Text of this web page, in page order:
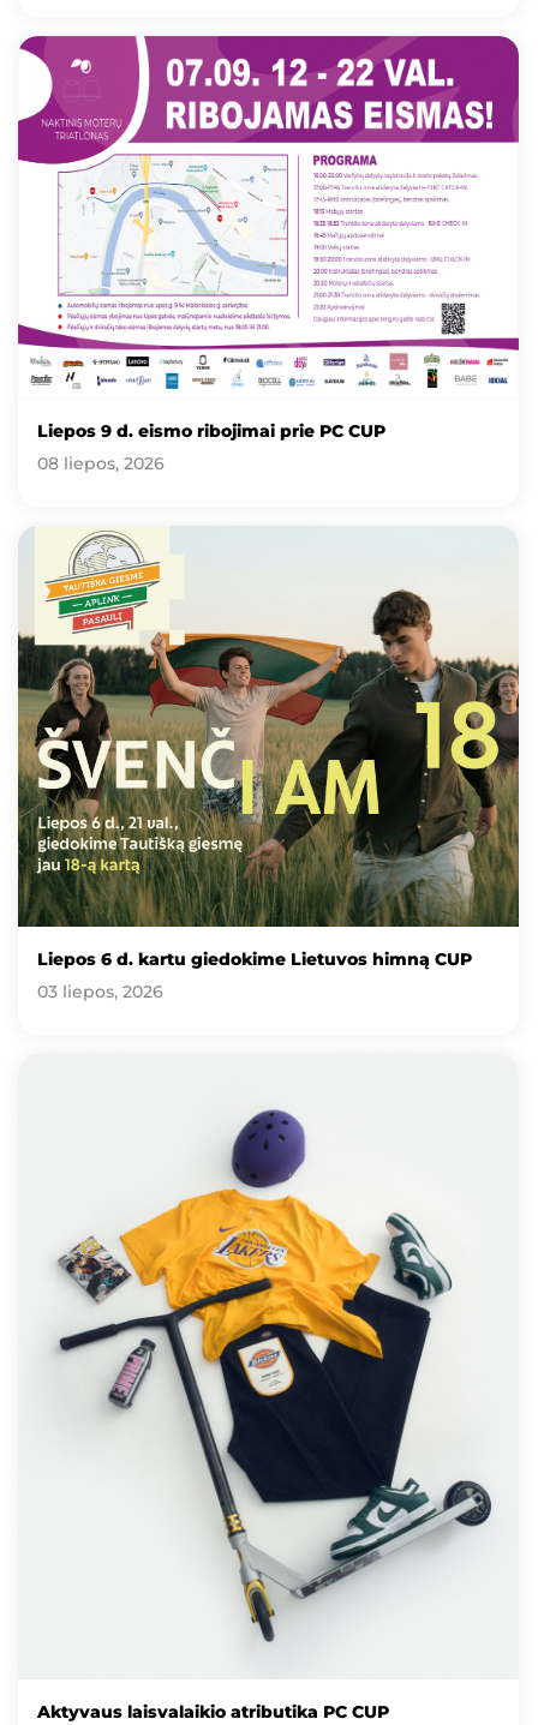
Liepos 9 d. eismo ribojimai prie PC CUP
08 liepos, 2026
Liepos 6 d. kartu giedokime Lietuvos himną CUP
03 liepos, 2026
Aktyvaus laisvalaikio atributika PC CUP